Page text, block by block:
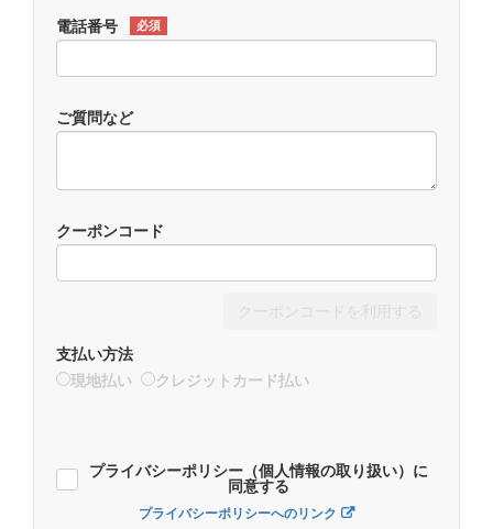
電話番号 必須
ご質問など
クーポンコード
支払い方法
現地払い
クレジットカード払い
プライバシーポリシー（個人情報の取り扱い）に
同意する
プライバシーポリシーへのリンク